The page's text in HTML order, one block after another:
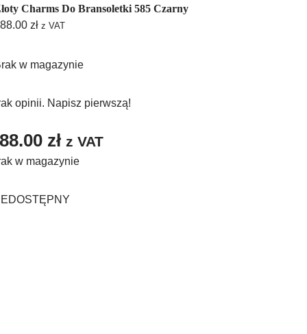
Charms Do Bransoletki 585 Czarny
zł z VAT
w magazynie
opinii. Napisz pierwszą!
zł z VAT
w magazynie